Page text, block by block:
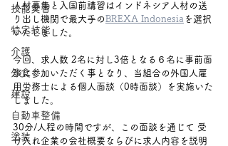
技能実習
特定技能
介護
外食
建設
自動車整備
塗装
人材募集と入国前講習はインドネシア人材の送
り出し機関で最大手のBREXA Indonesia を選択
いたしました。
今回、求人数 2名に対し3倍となる６名に事前面
談に参加いただく事となり、当組合の外国人雇
用労務士による個人面談（0時面談）を実施いた
しました。
30分/人程の時間ですが、この面談を通じて 受
け入れ企業の会社概要ならびに求人内容を説明